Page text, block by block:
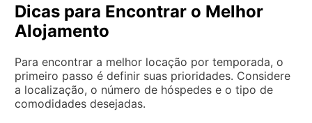
Dicas para Encontrar o Melhor
Alojamento
Para encontrar a melhor locação por temporada, o
primeiro passo é definir suas prioridades. Considere
a localização, o número de hóspedes e o tipo de
comodidades desejadas.